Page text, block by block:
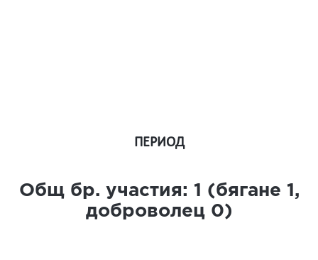
ПЕРИОД
Общ бр. участия: 1 (бягане 1 ,
доброволец 0)